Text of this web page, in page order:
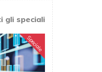
gli speciali
Speciale